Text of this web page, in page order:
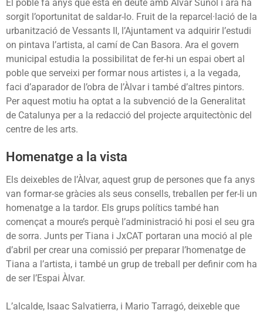
El poble fa anys que està en deute amb Àlvar Suñol i ara ha
sorgit l’oportunitat de saldar-lo. Fruit de la reparcel·lació de la
urbanització de Vessants II, l’Ajuntament va adquirir l’estudi
on pintava l’artista, al camí de Can Basora. Ara el govern
municipal estudia la possibilitat de fer-hi un espai obert al
poble que serveixi per formar nous artistes i, a la vegada,
faci d’aparador de l’obra de l’Àlvar i també d’altres pintors.
Per aquest motiu ha optat a la subvenció de la Generalitat
de Catalunya per a la redacció del projecte arquitectònic del
centre de les arts.
Homenatge a la vista
Els deixebles de l’Àlvar, aquest grup de persones que fa anys
van formar-se gràcies als seus consells, treballen per fer-li un
homenatge a la tardor. Els grups polítics també han
començat a moure’s perquè l’administració hi posi el seu gra
de sorra. Junts per Tiana i JxCAT portaran una moció al ple
d’abril per crear una comissió per preparar l’homenatge de
Tiana a l’artista, i també un grup de treball per definir com ha
de ser l’Espai Àlvar.
L’alcalde, Isaac Salvatierra, i Mario Tarragó, deixeble que